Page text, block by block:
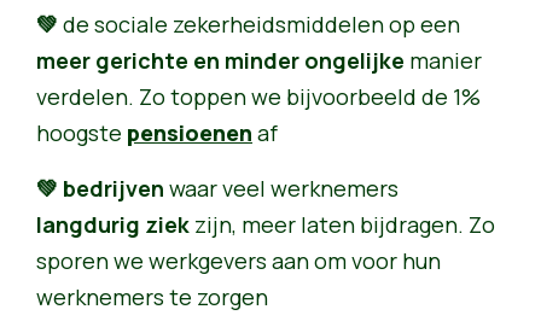
💚 de sociale zekerheidsmiddelen op een
meer gerichte en minder ongelijke manier
verdelen. Zo toppen we bijvoorbeeld de 1%
hoogste pensioenen af
💚 bedrijven waar veel werknemers
langdurig ziek zijn, meer laten bijdragen. Zo
sporen we werkgevers aan om voor hun
werknemers te zorgen